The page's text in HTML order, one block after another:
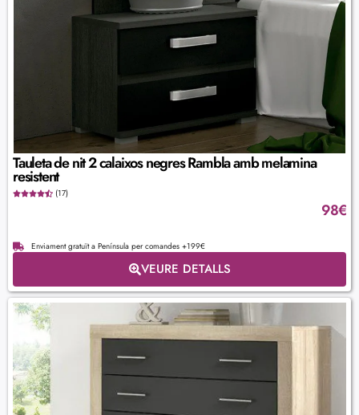
Tauleta de nit 2 calaixos negres Rambla amb melamina
resistent
(17)
98€
Enviament gratuït a Península per comandes +199€
VEURE DETALLS